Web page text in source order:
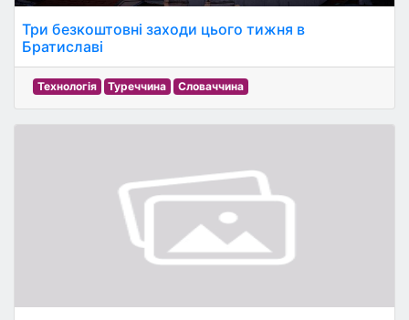
Три безкоштовні заходи цього тижня в
Братиславі
Технологія Туреччина Словаччина